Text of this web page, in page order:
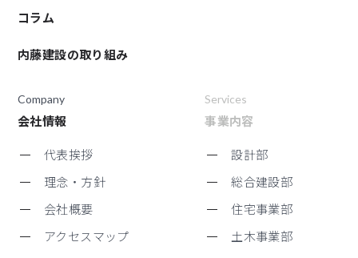
コラム
内藤建設の取り組み
Services
事業内容
設計部
総合建設部
住宅事業部
土木事業部
Company
会社情報
代表挨拶
理念・方針
会社概要
アクセスマップ